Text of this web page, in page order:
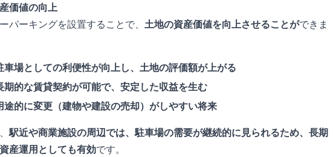
価値の向上
パーキングを設置することで、 土地の資産価値を向上させることができま
車場としての利便性が向上し、土地の評価額が上がる
期的な賃貸契約が可能で、安定した収益を生む
途的に変更（建物や建設の売却）がしやすい将来
駅近や商業施設の周辺では、駐車場の需要が継続的に見られるため、長期
産運用としても有効です。